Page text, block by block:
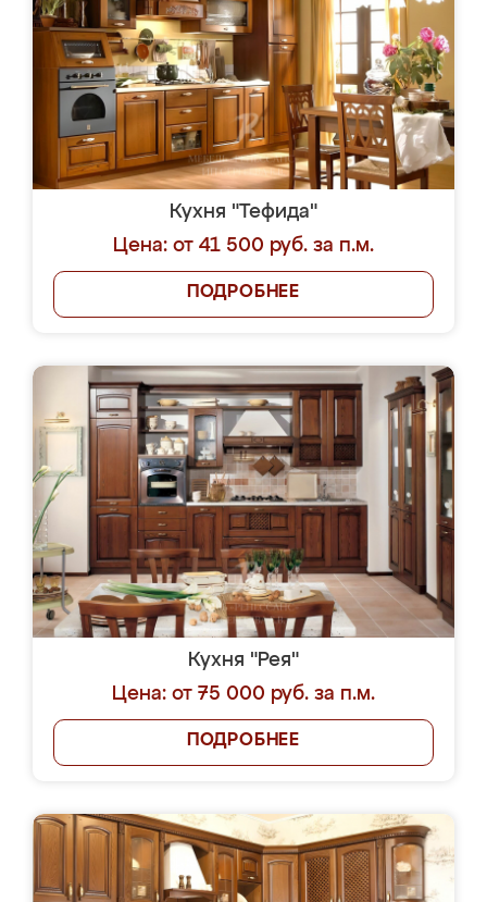
Кухня "Тефида"
Цена: от 41 500 руб. за п.м.
ПОДРОБНЕЕ
Кухня "Рея"
Цена: от 75 000 руб. за п.м.
ПОДРОБНЕЕ